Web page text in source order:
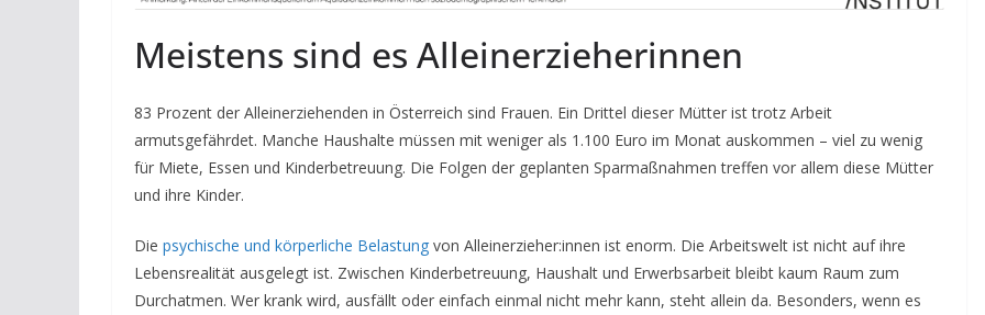
Meistens sind es Alleinerzieherinnen
83 Prozent der Alleinerziehenden in Österreich sind Frauen. Ein Drittel dieser Mütter ist trotz Arbeit
armutsgefährdet. Manche Haushalte müssen mit weniger als 1.100 Euro im Monat auskommen – viel zu wenig
für Miete, Essen und Kinderbetreuung. Die Folgen der geplanten Sparmaßnahmen treffen vor allem diese Mütter
und ihre Kinder.
Die psychische und körperliche Belastung von Alleinerzieher:innen ist enorm. Die Arbeitswelt ist nicht auf ihre
Lebensrealität ausgelegt ist. Zwischen Kinderbetreuung, Haushalt und Erwerbsarbeit bleibt kaum Raum zum
Durchatmen. Wer krank wird, ausfällt oder einfach einmal nicht mehr kann, steht allein da. Besonders, wenn es